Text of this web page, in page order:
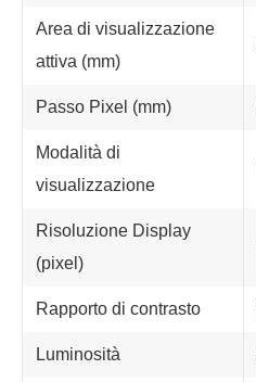
Area di visualizzazione
attiva (mm)
Passo Pixel (mm)
Modalità di
visualizzazione
Risoluzione Display
(pixel)
Rapporto di contrasto
Luminosità